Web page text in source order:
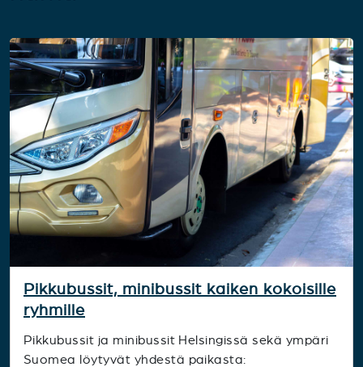
Pikkubussit, minibussit kaiken kokoisille
ryhmille
Pikkubussit ja minibussit Helsingissä sekä ympäri
Suomea löytyvät yhdestä paikasta: